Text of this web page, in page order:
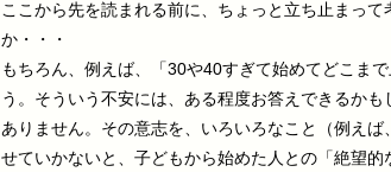
ここから先を読まれる前に、ちょっと立ち止まっ
か・・・
もちろん、例えば、「30や40すぎて始めてどこま
う。そういう不安には、ある程度お答えできるか
ありません。その意志を、いろいろなこと（例え
せていかないと、子どもから始めた人との「絶望